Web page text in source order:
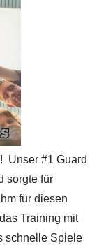
Unser #1 Guard
sorgte für
für diesen
Training mit
schnelle Spiele